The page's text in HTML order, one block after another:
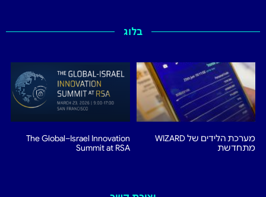
בלוג
מערכת הלידים של WIZARD
מתחדשת
The Global–Israel Innovation
Summit at RSA